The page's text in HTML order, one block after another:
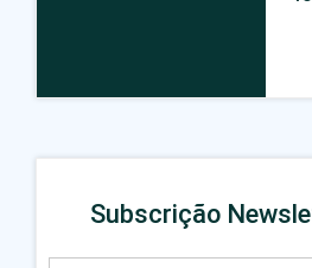
Subscrição